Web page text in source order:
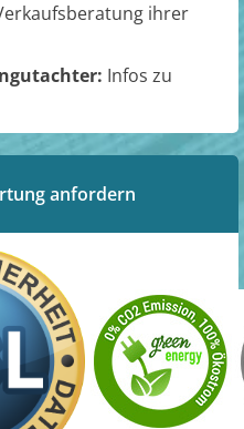
ihrer
Infos zu
anfordern